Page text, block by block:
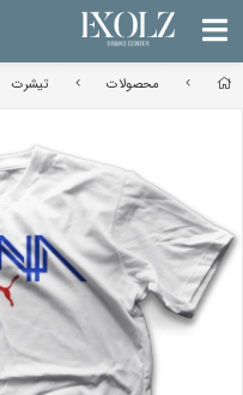
محصولات تیشرت